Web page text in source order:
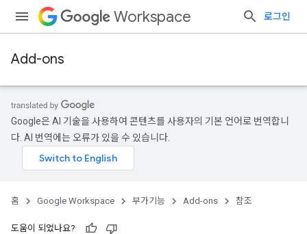
Workspace 로그인
Add-ons
Google은 AI 기술을 사용하여 콘텐츠를 사용자의 기본 언어로 번역합니
다. AI 번역에는 오류가 있을 수 있습니다.
홈 Google Workspace 부가기능 Add-ons 참조
도움이 되었나요?